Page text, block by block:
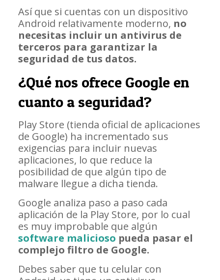
Así que si cuentas con un dispositivo
Android relativamente moderno, no
necesitas incluir un antivirus de
terceros para garantizar la
seguridad de tus datos.
¿Qué nos ofrece Google en
cuanto a seguridad?
Play Store (tienda oficial de aplicaciones
de Google) ha incrementado sus
exigencias para incluir nuevas
aplicaciones, lo que reduce la
posibilidad de que algún tipo de
malware llegue a dicha tienda.
Google analiza paso a paso cada
aplicación de la Play Store, por lo cual
es muy improbable que algún
software malicioso pueda pasar el
complejo filtro de Google.
Debes saber que tu celular con